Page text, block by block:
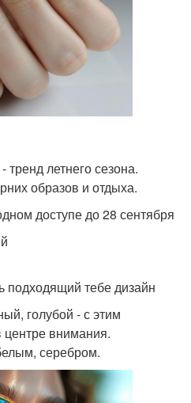
летнего сезона.
образов и отдыха.
доступе до 28 сентября
подходящий тебе дизайн
голубой - с этим
центре внимания.
серебром.